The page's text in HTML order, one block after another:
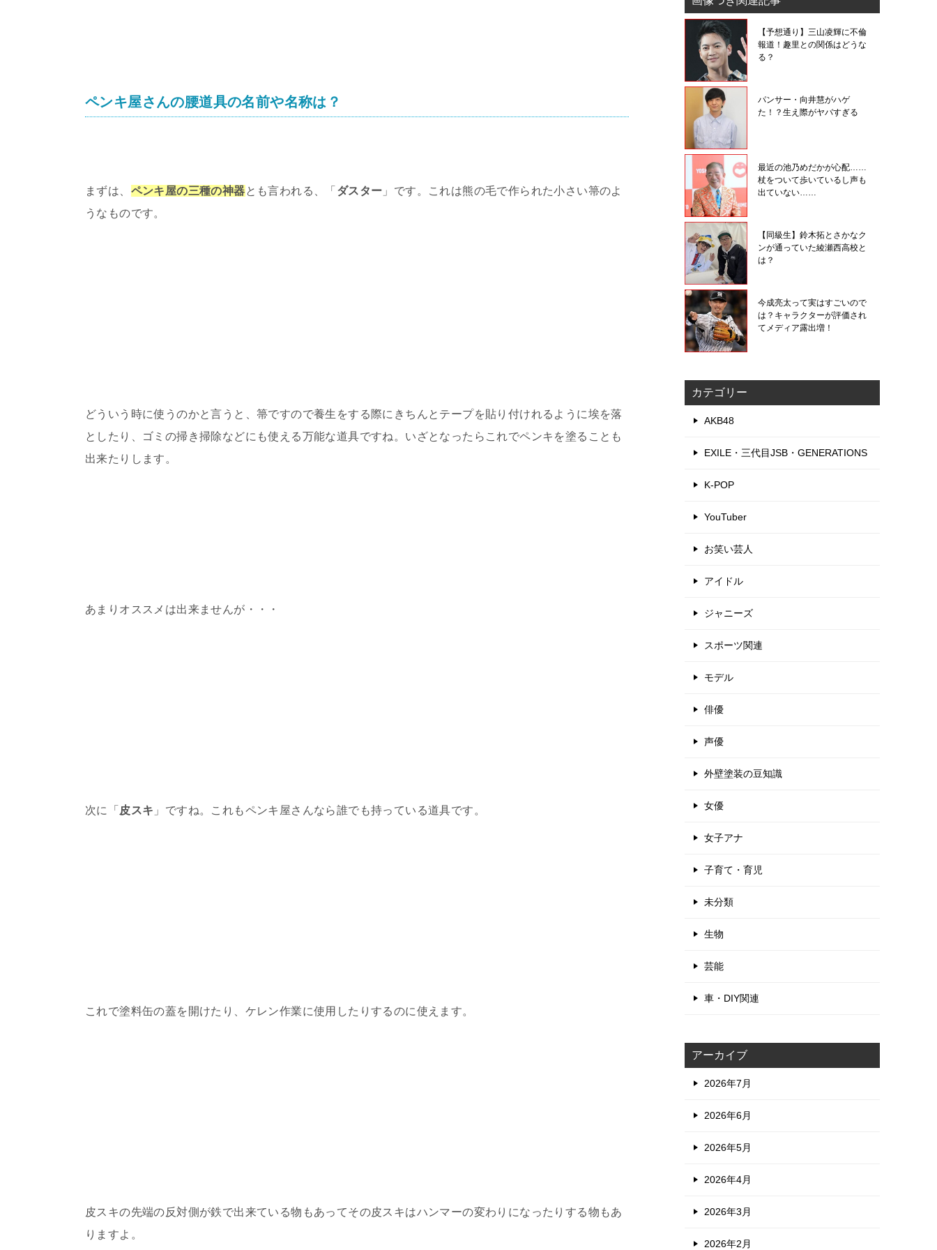
ペンキ屋さんの腰道具の名前や名称は？
まずは、 ペンキ屋の三種の神器とも言われる、「 ダスター 」です。これは熊の毛で作られた小さい箒のよ
うなものです。
どういう時に使うのかと言うと、箒ですので養生をする際にきちんとテープを貼り付けれるように埃を落
としたり、ゴミの掃き掃除などにも使える万能な道具ですね。いざとなったらこれでペンキを塗ることも
出来たりします。
あまりオススメは出来ませんが・・・
次に「 皮スキ 」ですね。これもペンキ屋さんなら誰でも持っている道具です。
これで塗料缶の蓋を開けたり、ケレン作業に使用したりするのに使えます。
皮スキの先端の反対側が鉄で出来ている物もあってその皮スキはハンマーの変わりになったりする物もあ
りますよ。
【予想通り】三山凌輝に不倫
報道！趣里との関係はどうな
る？
パンサー・向井慧がハゲ
た！？生え際がヤバすぎる
最近の池乃めだかが心配……
杖をついて歩いているし声も
出ていない……
【同級生】鈴木拓とさかなク
ンが通っていた綾瀬西高校と
は？
今成亮太って実はすごいので
は？キャラクターが評価され
てメディア露出増！
カテゴリー
AKB48
EXILE・三代目JSB・GENERATIONS
K-POP
YouTuber
お笑い芸人
アイドル
ジャニーズ
スポーツ関連
モデル
俳優
声優
外壁塗装の豆知識
女優
女子アナ
子育て・育児
未分類
生物
芸能
車・DIY関連
アーカイブ
2026年7月
2026年6月
2026年5月
2026年4月
2026年3月
2026年2月